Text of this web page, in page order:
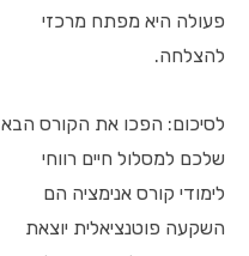
פעולה היא מפתח מרכזי
להצלחה.
לסיכום: הפכו את הקורס הבא
שלכם למסלול חיים רווחי
לימודי קורס אנימציה הם
השקעה פוטנציאלית יוצאת